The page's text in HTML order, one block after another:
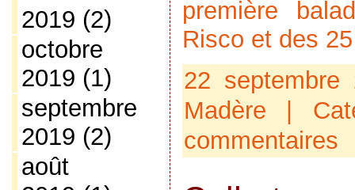
2019 (2)
octobre
2019 (1)
septembre
2019 (2)
août
première
Risco et des
22
Madère |
commentaires